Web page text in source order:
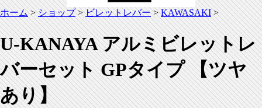
ホーム>ショップ>ビレットレバー>KAWASAKI>
U-KANAYA アルミビレットレ
バーセット GPタイプ 【ツヤ
あり】